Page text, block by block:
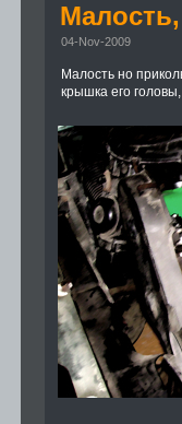
04-Nov-2009
Малость но
крышка его головы,